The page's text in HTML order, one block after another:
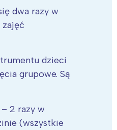
dwa razy w
dzieci
grupowe. Są
– 2 razy w
(wszystkie